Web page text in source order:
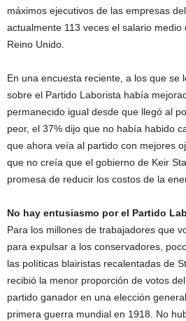
máximos ejecutivos de las empresas
actualmente 113 veces el salario
Reino Unido.
En una encuesta reciente, a los que se
sobre el Partido Laborista había
permanecido igual desde que llegó al
peor, el 37% dijo que no había habido
que ahora veía al partido con mejores
que no creía que el gobierno de Keir
promesa de reducir los costos de la
No hay entusiasmo por el Partido
Para los millones de trabajadores que
para expulsar a los conservadores,
las políticas blairistas recalentadas de
recibió la menor proporción de votos
partido ganador en una elección
primera guerra mundial en 1918. No